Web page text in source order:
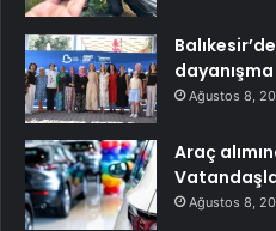
Ağustos 8,
Araç
Ağustos 8,